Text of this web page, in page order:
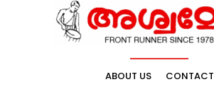
ABOUT US CONTACT